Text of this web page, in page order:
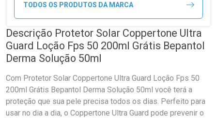
TODOS OS PRODUTOS DA MARCA
Descrição Protetor Solar Coppertone Ultra
Guard Loção Fps 50 200ml Grátis Bepantol
Derma Solução 50ml
Com Protetor Solar Coppertone Ultra Guard Loção Fps 50
200ml Grátis Bepantol Derma Solução 50ml você terá a
proteção que sua pele precisa todos os dias. Perfeito para
usar no dia a dia, o Coppertone Ultra Guard pode prevenir o